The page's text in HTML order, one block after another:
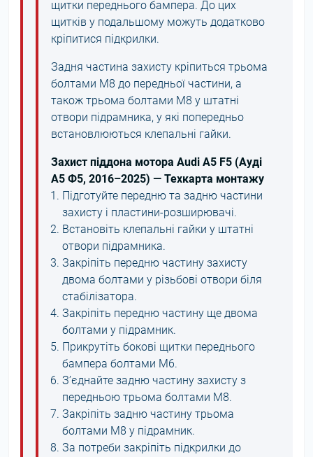
щитки переднього бампера. До цих
щитків у подальшому можуть додатково
кріпитися підкрилки.
Задня частина захисту кріпиться трьома
болтами М8 до передньої частини, а
також трьома болтами М8 у штатні
отвори підрамника, у які попередньо
встановлюються клепальні гайки.
Захист піддона мотора Audi A5 F5 (Ауді
А5 Ф5, 2016–2025) — Техкарта монтажу
Підготуйте передню та задню частини
захисту і пластини-розширювачі.
Встановіть клепальні гайки у штатні
отвори підрамника.
Закріпіть передню частину захисту
двома болтами у різьбові отвори біля
стабілізатора.
Закріпіть передню частину ще двома
болтами у підрамник.
Прикрутіть бокові щитки переднього
бампера болтами М6.
З’єднайте задню частину захисту з
передньою трьома болтами М8.
Закріпіть задню частину трьома
болтами М8 у підрамник.
За потреби закріпіть підкрилки до